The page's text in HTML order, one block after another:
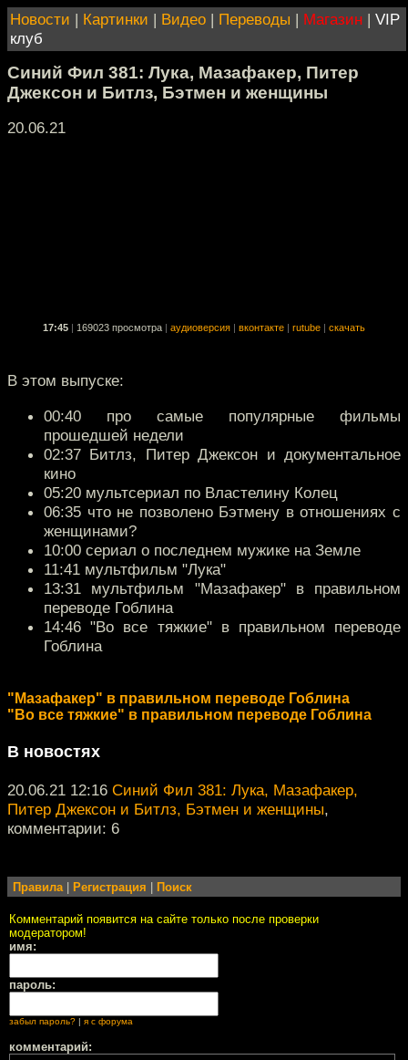
Новости | Картинки | Видео | Переводы | Магазин | VIP
клуб
Синий Фил 381: Лука, Мазафакер, Питер
Джексон и Битлз, Бэтмен и женщины
20.06.21
17:45 169023 просмотра аудиоверсия вконтакте rutube скачать
В этом выпуске:
00:40 про самые популярные фильмы
прошедшей недели
02:37 Битлз, Питер Джексон и документальное
кино
05:20 мультсериал по Властелину Колец
06:35 что не позволено Бэтмену в отношениях с
женщинами?
10:00 сериал о последнем мужике на Земле
11:41 мультфильм "Лука"
13:31 мультфильм "Мазафакер" в правильном
переводе Гоблина
14:46 "Во все тяжкие" в правильном переводе
Гоблина
"Мазафакер" в правильном переводе Гоблина
"Во все тяжкие" в правильном переводе Гоблина
В новостях
20.06.21 12:16 Синий Фил 381: Лука, Мазафакер,
Питер Джексон и Битлз, Бэтмен и женщины,
комментарии: 6
Правила| Регистрация Поиск
Комментарий появится на сайте только после проверки
модератором!
имя:
пароль:
забыл пароль? | я с форума
комментарий: